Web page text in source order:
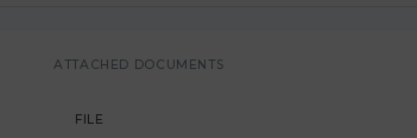
ATTACHED DOCUMENTS
FILE